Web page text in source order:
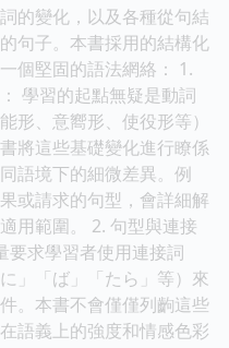
的變化，以及各種從句結
句子。本書採用的結構化
個堅固的語法網絡： 1.
學習的起點無疑是動詞
形、意嚮形、使役形等）
將這些基礎變化進行瞭係
語境下的細微差異。例
或請求的句型，會詳細解
用範圍。 2. 句型與連接
要求學習者使用連接詞
」「ば」「たら」等）來
。本書不會僅僅列齣這些
語義上的強度和情感色彩